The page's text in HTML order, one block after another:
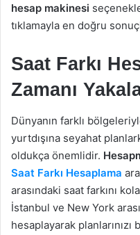
hesap makinesi
tıklamayla en doğru
Saat Farkı
Zamanı
Dünyanın farklı
yurtdışına seyahat
oldukça önemlidir.
Saat Farkı Hesaplama
arasındaki saat farkını
İstanbul ve New York
hesaplayarak